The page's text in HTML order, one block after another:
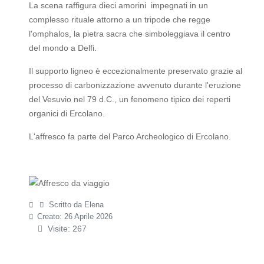
La scena raffigura dieci amorini impegnati in un
complesso rituale attorno a un tripode che regge
l'omphalos, la pietra sacra che simboleggiava il centro
del mondo a Delfi.
Il supporto ligneo è eccezionalmente preservato grazie al
processo di carbonizzazione avvenuto durante l'eruzione
del Vesuvio nel 79 d.C., un fenomeno tipico dei reperti
organici di Ercolano.
L'affresco fa parte del Parco Archeologico di Ercolano.
Scritto da Elena
Creato: 26 Aprile 2026
Visite: 267